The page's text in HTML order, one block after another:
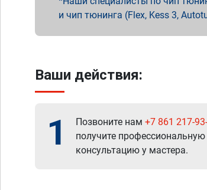
и чип тюнинга (Flex, Kess 3,
Ваши действия:
1 Позвоните нам +7 861 217-
получите профессиональную
консультацию у мастера.